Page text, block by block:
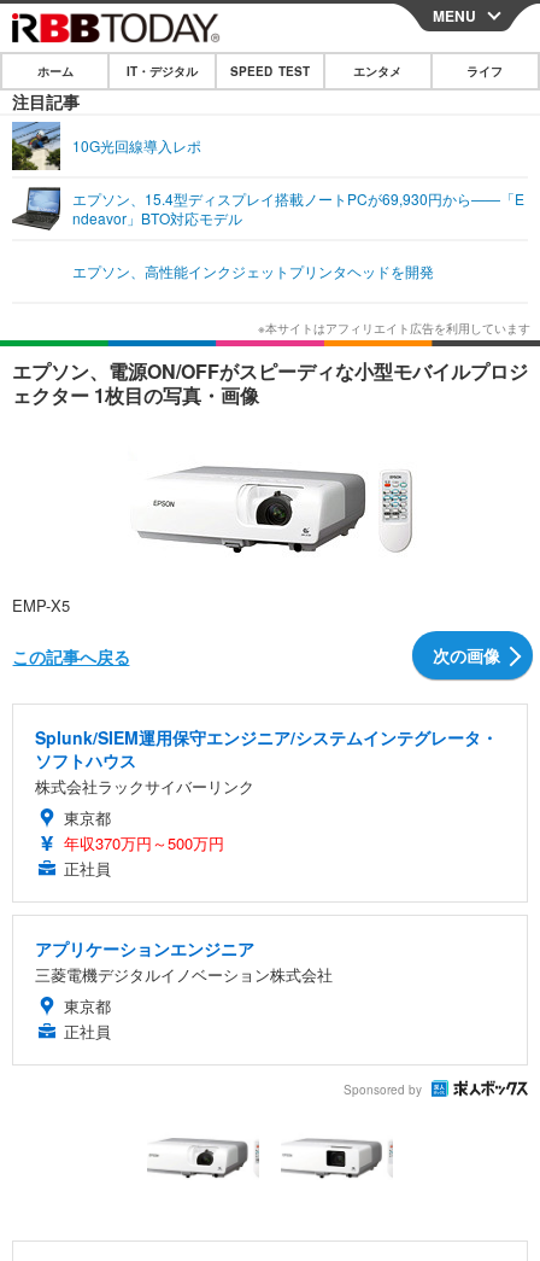
CLOSE
ホーム
IT・デジタル
ネタ
ショッピング その他
エンタメ
エンタメTOP 映画・ドラマ
韓国・芸能
音楽 スポーツ
ショッピング その他
ライフTOP グルメ
ペット ショッピング
リリース一覧
プッシュ通知の停止方法
MENU
ホーム IT・デジタル SPEED TEST エンタメ ライフ
注目記事
10G光回線導入レポ
エプソン、15.4型ディスプレイ搭載ノートPCが69,930円から——「E
ndeavor」BTO対応モデル
エプソン、高性能インクジェットプリンタヘッドを開発
エプソン、電源ON/OFFがスピーディな小型モバイルプロジ
ェクター 1枚目の写真・画像
EMP-X5
次の画像
この記事へ戻る
Splunk/SIEM運用保守エンジニア/システムインテグレータ・
ソフトハウス
株式会社ラックサイバーリンク
東京都
年収370万円～500万円
正社員
アプリケーションエンジニア
三菱電機デジタルイノベーション株式会社
東京都
正社員
Sponsored by